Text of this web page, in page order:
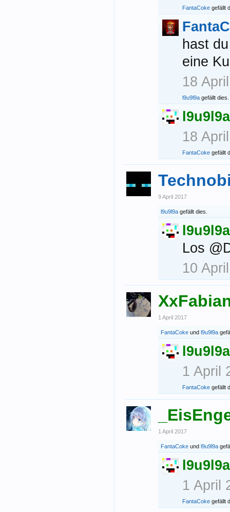
FantaCoke gefällt
hast
eine
18
l9u9l9a gefällt dies.
l9u9l9a
18
FantaCoke gefällt
9 April 2017
l9u9l9a gefällt dies.
l9u9l9a
Los
10
1 April 2017
FantaCoke und l9u9l9a
l9u9l9a
1 April
FantaCoke gefällt
1 April 2017
FantaCoke und l9u9l9a
l9u9l9a
1 April
FantaCoke gefällt